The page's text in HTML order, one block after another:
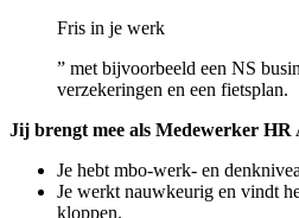
Fris in je werk
” met bijvoorbeeld een NS
verzekeringen en een fietsplan.
Jij brengt mee als Medewerker
Je hebt mbo‑werk- en
Je werkt nauwkeurig en vindt
kloppen.